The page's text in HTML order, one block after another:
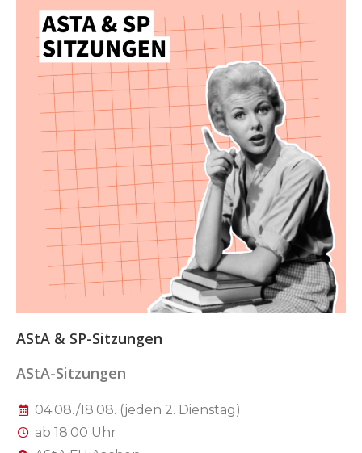
AStA & SP-Sitzungen
AStA-Sitzungen
04.08./18.08. (jeden 2. Dienstag)
ab 18:00 Uhr